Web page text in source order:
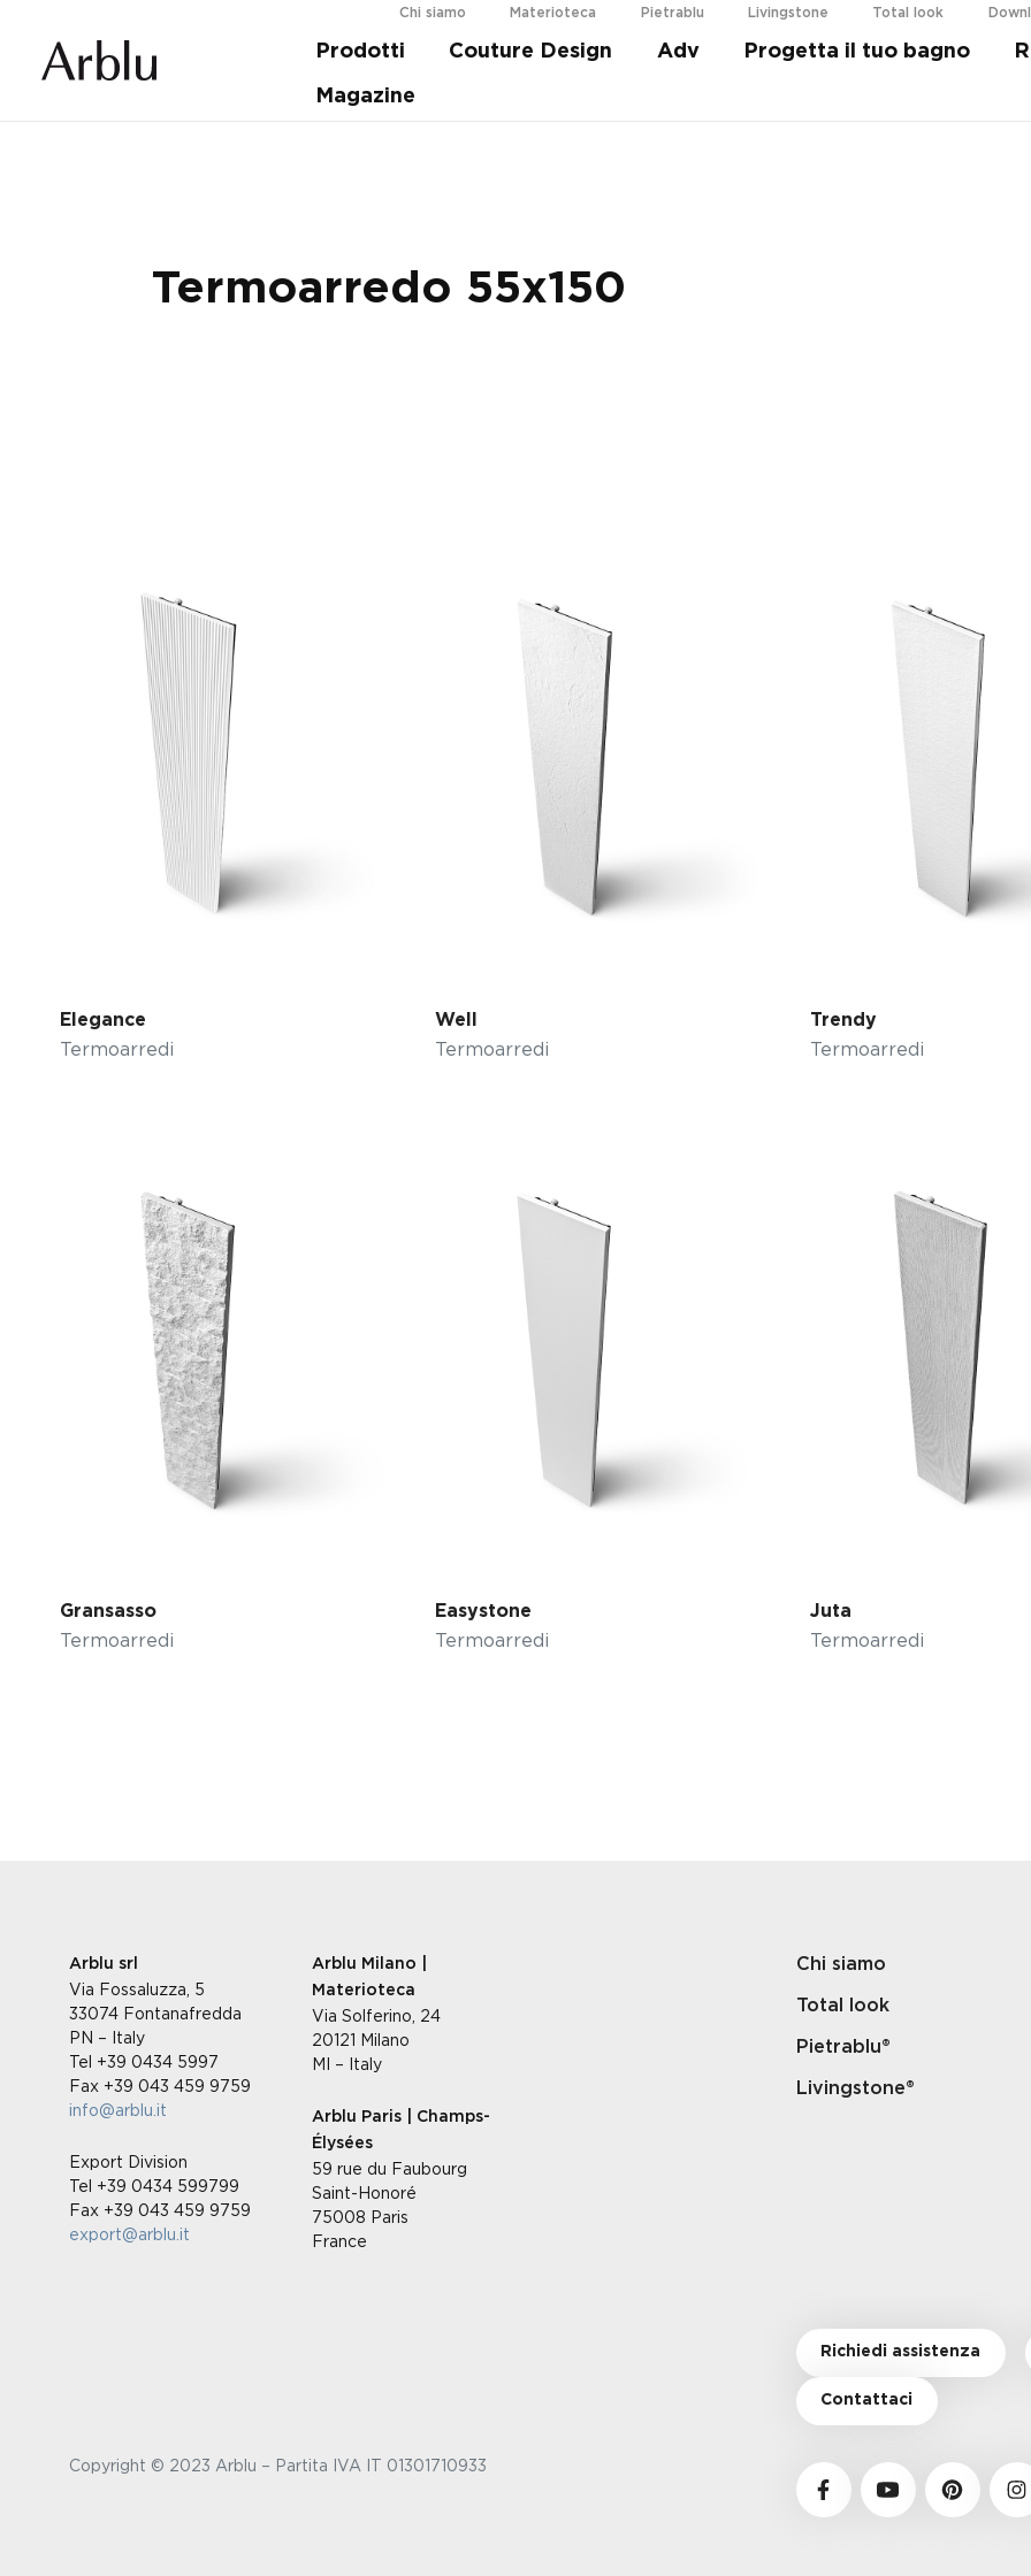
Chi siamo Materioteca Pietrablu Livingstone Total look
Prodotti Couture Design Adv Progetta il tuo bagno
Magazine
Guida alla scelta della tua doccia.
Termoarredo 55x150
Elegance
Termoarredi
Well
Termoarredi
Trendy
Termoarredi
Gransasso
Termoarredi
Easystone
Termoarredi
Juta
Termoarredi
Arblu srl
Via Fossaluzza, 5
33074 Fontanafredda
PN – Italy
Tel +39 0434 5997
Fax +39 043 459 9759
info@arblu.it
Export Division
Tel +39 0434 599799
Fax +39 043 459 9759
export@arblu.it
Arblu Milano |
Materioteca
Via Solferino, 24
20121 Milano
MI – Italy
Arblu Paris | Champs-
Élysées
59 rue du Faubourg
Saint-Honoré
75008 Paris
France
Chi siamo
Total look
Pietrablu®
Livingstone®
Richiedi assistenza
Contattaci
Copyright © 2023 Arblu – Partita IVA IT 01301710933